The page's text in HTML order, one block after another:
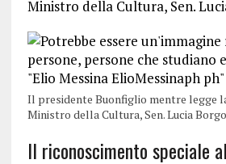
Ministro della Cultura, Sen.
Il presidente Buonfiglio mentre legge
Ministro della Cultura, Sen. Lucia
Il riconoscimento speciale